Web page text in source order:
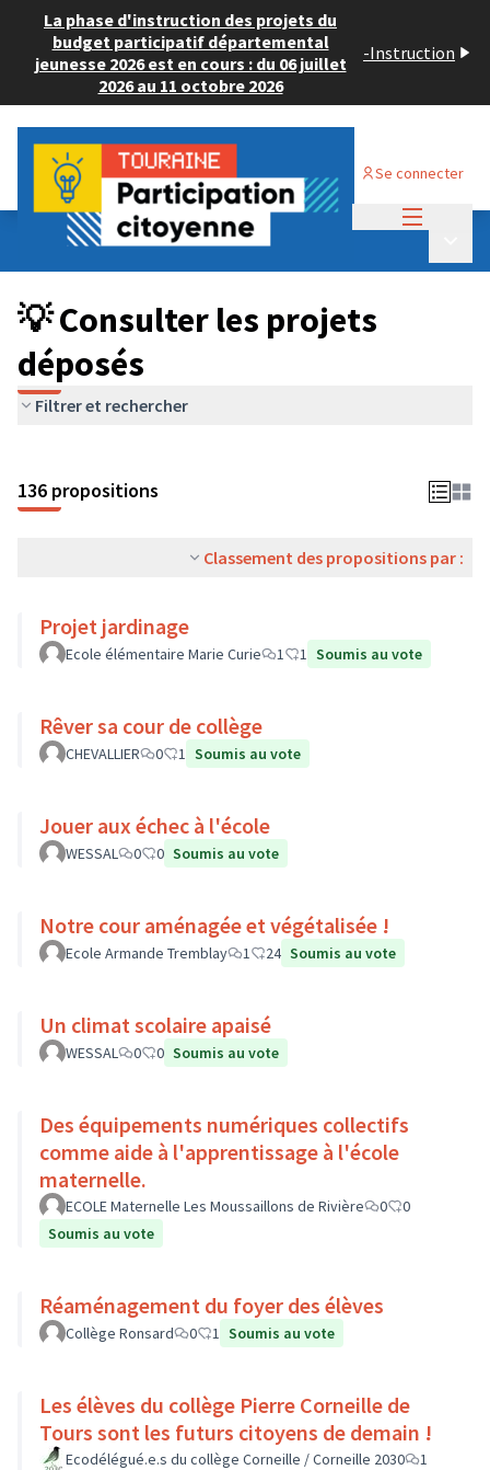
La phase d'instruction des projets du
budget participatif départemental
jeunesse 2026 est en cours : du 06 juillet
2026 au 11 octobre 2026
-Instruction
Se connecter
Budget Participatif JEUNESSE 2024
💡 Consulter les projets déposés
💡 Consulter les projets
déposés
Filtrer et rechercher
136 propositions
Classement des propositions par :
Projet jardinage
Ecole élémentaire Marie Curie 1 1 Soumis au vote
Rêver sa cour de collège
CHEVALLIER 0 1 Soumis au vote
Jouer aux échec à l'école
WESSAL 0 0 Soumis au vote
Notre cour aménagée et végétalisée !
Ecole Armande Tremblay 1 24 Soumis au vote
Un climat scolaire apaisé
WESSAL 0 0 Soumis au vote
Des équipements numériques collectifs
comme aide à l'apprentissage à l'école
maternelle.
ECOLE Maternelle Les Moussaillons de Rivière 0
0
Soumis au vote
Réaménagement du foyer des élèves
Collège Ronsard 0 1 Soumis au vote
Les élèves du collège Pierre Corneille de
Tours sont les futurs citoyens de demain !
Ecodélégué.e.s du collège Corneille / Corneille 2030
1